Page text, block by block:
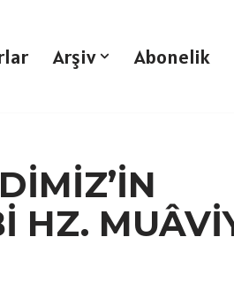
Arşiv Abonelik
HZ.